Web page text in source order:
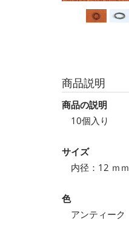
商品説明
商品の説明
10個入り
サイズ
内径：12 ｍｍ
色
アンティーク